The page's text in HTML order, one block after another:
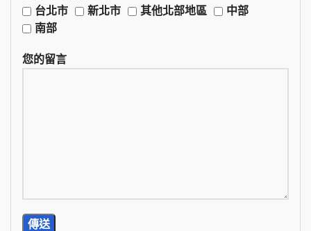
台北市
新北市 其他北部地區
中部
南部
您的留言